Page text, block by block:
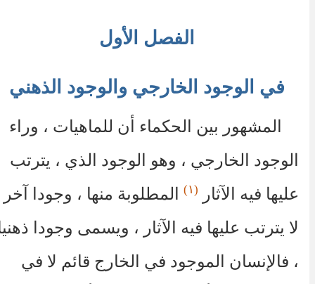
الفصل الأول
في الوجود الخارجي والوجود الذهني
المشهور بين الحكماء أن للماهيات ، وراء
الوجود الخارجي ، وهو الوجود الذي ، يترتب
عليها فيه الآثار(١)
المطلوبة منها ، وجودا آخر
لا يترتب عليها فيه الآثار ، ويسمى وجودا ذهنيا
، فالإنسان الموجود في الخارج قائم لا في